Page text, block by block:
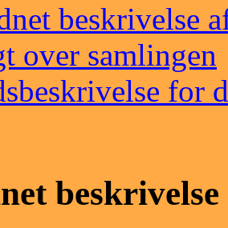
beskrivelse
over samlingen
for